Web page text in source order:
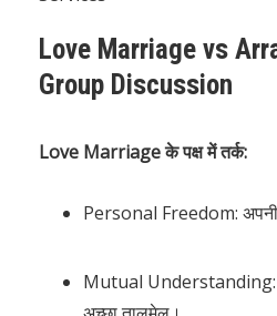
Love Marriage vs
Group Discussion
Love Marriage के पक्ष में तर्क:
Personal Freedom:
Mutual Understanding: